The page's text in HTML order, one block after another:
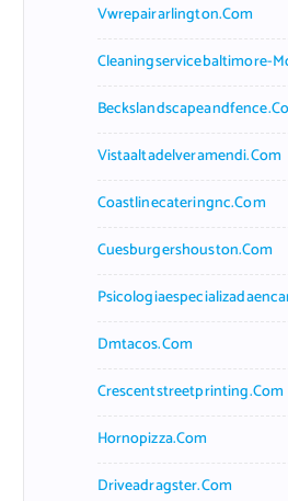
Vwrepairarlington.com
Cleaningservicebaltimore-
Vistaaltadelveramendi.com
Coastlinecateringnc.com
Cuesburgershouston.com
Dmtacos.com
Crescentstreetprinting.com
Hornopizza.com
Driveadragster.com